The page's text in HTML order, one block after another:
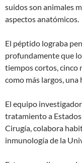
suidos son animales
aspectos anatómicos.
El péptido lograba
profundamente que
tiempos cortos, cinco
como más largos, una
El equipo
tratamiento a
Cirugía, colabora
inmunología de la